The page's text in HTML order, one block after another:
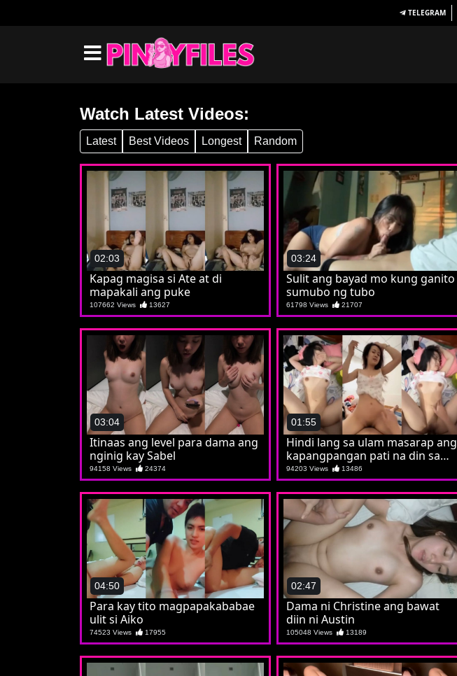
TELEGRAM
Watch Latest Videos:
Latest Best Videos Longest Random
02:03
Kapag magisa si Ate at di
mapakali ang puke
107662 Views 13627
03:24
Sulit ang bayad mo kung ganito
sumubo ng tubo
61798 Views 21707
03:04
Itinaas ang level para dama ang
nginig kay Sabel
94158 Views 24374
01:55
Hindi lang sa ulam masarap ang
kapangpangan pati na din sa
iyutan
94203 Views 13486
04:50
Para kay tito magpapakababae
ulit si Aiko
74523 Views 17955
02:47
Dama ni Christine ang bawat
diin ni Austin
105048 Views 13189